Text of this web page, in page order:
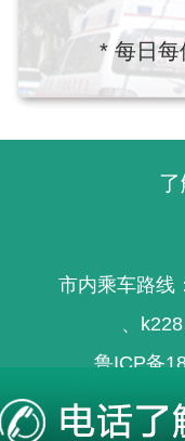
* 每日每
市内乘车路线
、
鲁ICP备
本站疾病信息仅供参